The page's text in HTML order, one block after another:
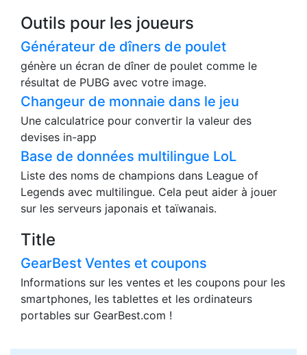
Outils pour les joueurs
Générateur de dîners de poulet
génère un écran de dîner de poulet comme le
résultat de PUBG avec votre image.
Changeur de monnaie dans le jeu
Une calculatrice pour convertir la valeur des
devises in-app
Base de données multilingue LoL
Liste des noms de champions dans League of
Legends avec multilingue. Cela peut aider à jouer
sur les serveurs japonais et taïwanais.
Title
GearBest Ventes et coupons
Informations sur les ventes et les coupons pour les
smartphones, les tablettes et les ordinateurs
portables sur GearBest.com !